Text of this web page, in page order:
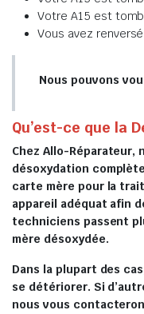
Votre A15 est
Vous avez
Nous pouvons
Qu’est-ce que la
Chez Allo-Réparateur,
désoxydation
carte mère pour la
appareil adéquat afin
techniciens passent
mère désoxydée.
Dans la plupart des
se détériorer. Si
nous vous